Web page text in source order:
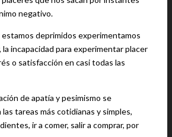
negativo.
deprimidos experimentamos
la incapacidad para experimentar placer
o satisfacción en casi todas las
de apatía y pesimismo se
tareas más cotidianas y simples,
ir a comer, salir a comprar, por